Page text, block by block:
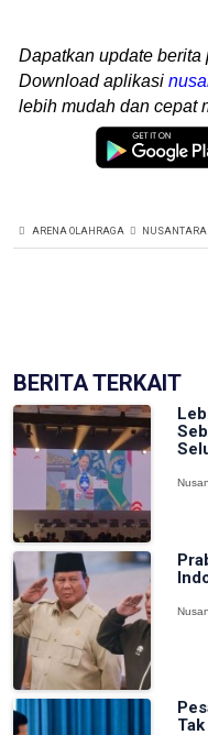
Dapatkan update
Download aplikasi
lebih mudah dan cepat
ARENA OLAHRAGA NUSANTARA
BERITA TERKAIT